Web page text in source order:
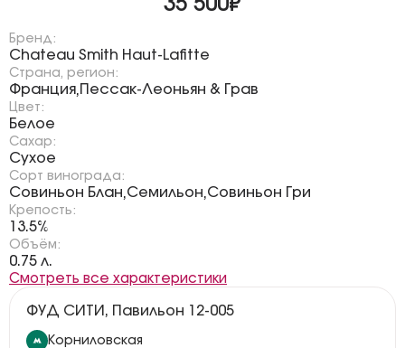
35 500₽
Бренд:
Chateau Smith Haut-Lafitte
Страна, регион:
Франция,Пессак-Леоньян & Грав
Цвет:
Белое
Сахар:
Сухое
Сорт винограда:
Совиньон Блан,Семильон,Совиньон Гри
Крепость:
13.5%
Объём:
0.75 л.
Смотреть все характеристики
ФУД СИТИ, Павильон 12-005
Корниловская